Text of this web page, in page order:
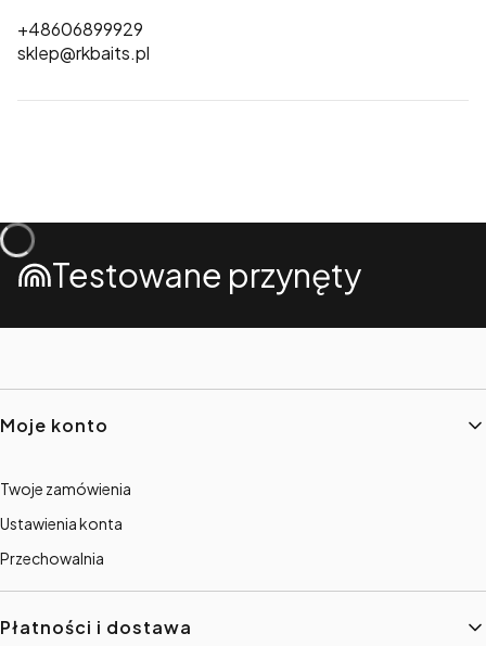
+48606899929
sklep@rkbaits.pl
Testowane przynęty
Linki w stopce
Moje konto
Twoje zamówienia
Ustawienia konta
Przechowalnia
Płatności i dostawa